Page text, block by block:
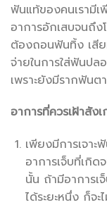
ฟันแท้ของคนเรามีเ
อาการอักเสบจนถึ
ต้องถอนฟันทิ้ง เสีย
จ่ายในการใส่ฟันปล
เพราะยังมีรากฟัน
อาการที่ควรเฝ้าสัง
เพียงมีการเจา
อาการเจ็บที่เกิด
นั้น ถ้ามีอาการเ
ได้ระยะหนึ่ง ก็จะ